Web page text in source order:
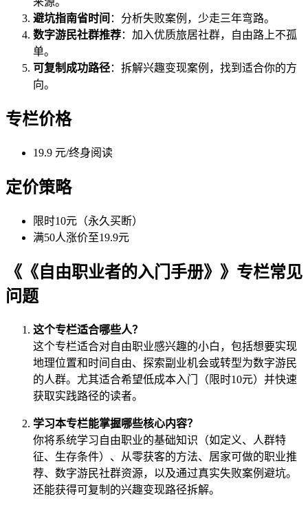
避坑指南省时间 ：分析失败案例，少走三年弯路。
数字游民社群推荐：加入优质旅居社群，自由路上不孤
单。
可复制成功路径：拆解兴趣变现案例，找到适合你的方
向。
专栏价格
19.9 元/终身阅读
定价策略
限时10元（永久买断）
满50人涨价至19.9元
《《自由职业者的入门手册》》专栏常见
问题
这个专栏适合哪些人？
这个专栏适合对自由职业感兴趣的小白，包括想要实现
地理位置和时间自由、探索副业机会或转型为数字游民
的人群。尤其适合希望低成本入门（限时10元）并快速
获取实践路径的读者。
学习本专栏能掌握哪些核心内容？
你将系统学习自由职业的基础知识（如定义、人群特
征、生存条件）、从零获客的方法、居家可做的职业推
荐、数字游民社群资源，以及通过真实失败案例避坑。
还能获得可复制的兴趣变现路径拆解。